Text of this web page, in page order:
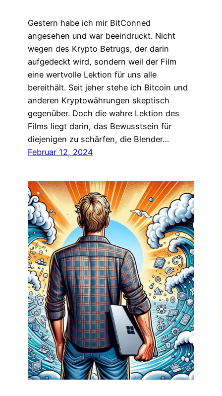
Gestern habe ich mir BitConned
angesehen und war beeindruckt. Nicht
wegen des Krypto Betrugs, der darin
aufgedeckt wird, sondern weil der Film
eine wertvolle Lektion für uns alle
bereithält. Seit jeher stehe ich Bitcoin und
anderen Kryptowährungen skeptisch
gegenüber. Doch die wahre Lektion des
Films liegt darin, das Bewusstsein für
diejenigen zu schärfen, die Blender…
Februar 12, 2024